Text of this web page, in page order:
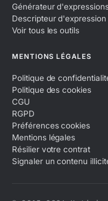
Générateur
Descripteur
Voir tous les outils
MENTIONS LÉGALES
Politique de
Politique des cookies
CGU
RGPD
Préférences cookies
Mentions légales
Résilier votre contrat
Signaler un contenu